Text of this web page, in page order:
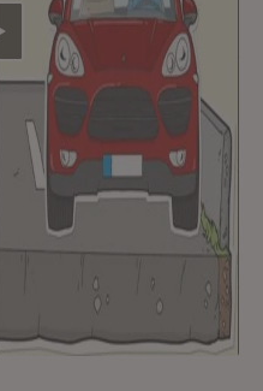
abspielen